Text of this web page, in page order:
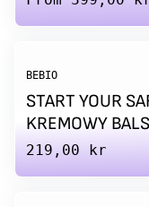
BEBIO
START YOUR
KREMOWY
Regular price
219,00 kr